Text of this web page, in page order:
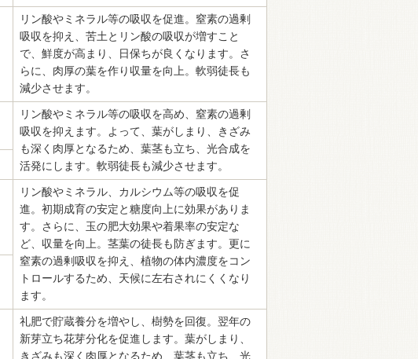
リン酸やミネラル等の吸収を促進。窒素の過剰
吸収を抑え、苦土とリン酸の吸収が増すこと
で、鮮度が高まり、日保ちが良くなります。さ
らに、肉厚の葉を作り収量を向上。軟弱徒長も
減少させます。
リン酸やミネラル等の吸収を高め、窒素の過剰
吸収を抑えます。よって、葉がしまり、きざみ
も深く肉厚となるため、葉茎も立ち、光合成を
活発にします。軟弱徒長も減少させます。
リン酸やミネラル、カルシウム等の吸収を促
進。初期成育の安定と糖度向上に効果がありま
す。さらに、玉の肥大効果や着果率の安定な
ど、収量を向上。茎葉の徒長も防ぎます。更に
窒素の過剰吸収を抑え、植物の体内濃度をコン
トロールするため、天候に左右されにくくなり
ます。
礼肥で貯蔵養分を増やし、樹勢を回復。翌年の
新芽立ち花芽分化を促進します。葉がしまり、
きざみも深く肉厚となるため、葉茎も立ち、光